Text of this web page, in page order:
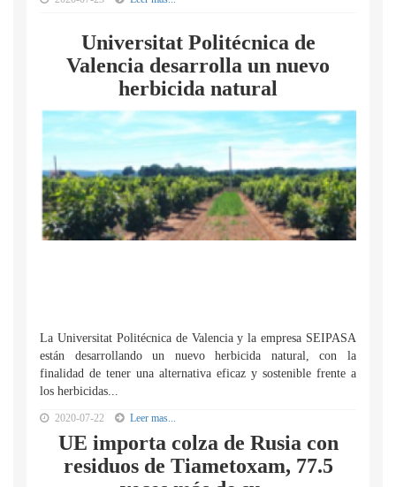
Universitat Politécnica de
Valencia desarrolla un nuevo
herbicida natural
La Universitat Politécnica de Valencia y la empresa SEIPASA
están desarrollando un nuevo herbicida natural, con la
finalidad de tener una alternativa eficaz y sostenible frente a
los herbicidas...
2020-07-22 Leer mas...
UE importa colza de Rusia con
residuos de Tiametoxam, 77.5